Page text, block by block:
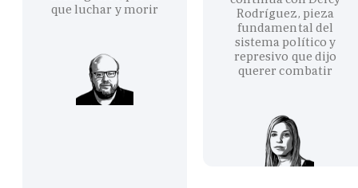
que luchar y morir
Rodríguez, pieza
fundamental del
sistema político y
represivo que dijo
querer combatir